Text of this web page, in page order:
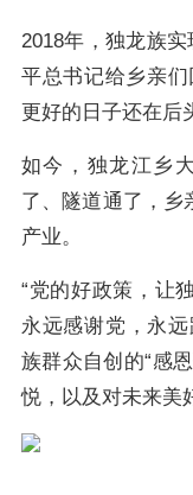
2018年，独龙族
平总书记给乡亲们
更好的日子还在后
如今，独龙江乡
了、隧道通了，乡
产业。
“党的好政策，让
永远感谢党，永
族群众自创的“感
悦，以及对未来美